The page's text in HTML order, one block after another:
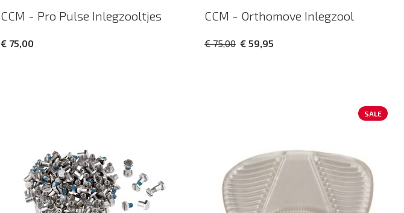
CCM - Pro Pulse Inlegzooltjes
€ 75,00
CCM - Orthomove Inlegzool
€ 75,00 € 59,95
SALE